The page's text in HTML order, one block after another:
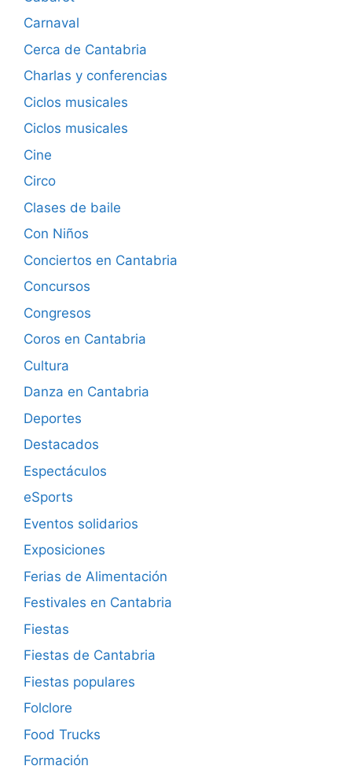
Carnaval
Cerca de Cantabria
Charlas y conferencias
Ciclos musicales
Ciclos musicales
Cine
Circo
Clases de baile
Con Niños
Conciertos en Cantabria
Concursos
Congresos
Coros en Cantabria
Cultura
Danza en Cantabria
Deportes
Destacados
Espectáculos
eSports
Eventos solidarios
Exposiciones
Ferias de Alimentación
Festivales en Cantabria
Fiestas
Fiestas de Cantabria
Fiestas populares
Folclore
Food Trucks
Formación